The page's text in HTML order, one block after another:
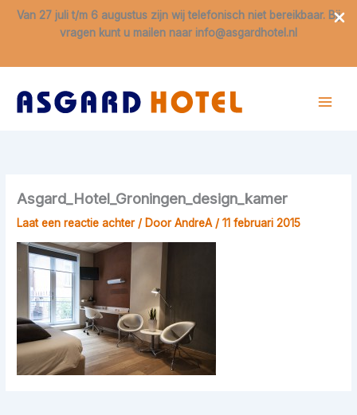
Van 27 juli t/m 6 augustus zijn wij telefonisch niet bereikbaar. Bij
vragen kunt u mailen naar info@asgardhotel.nl
naar
Asgard_Hotel_Groningen_design_kamer
Laat een reactie achter / DoorAndreA /11 februari 2015